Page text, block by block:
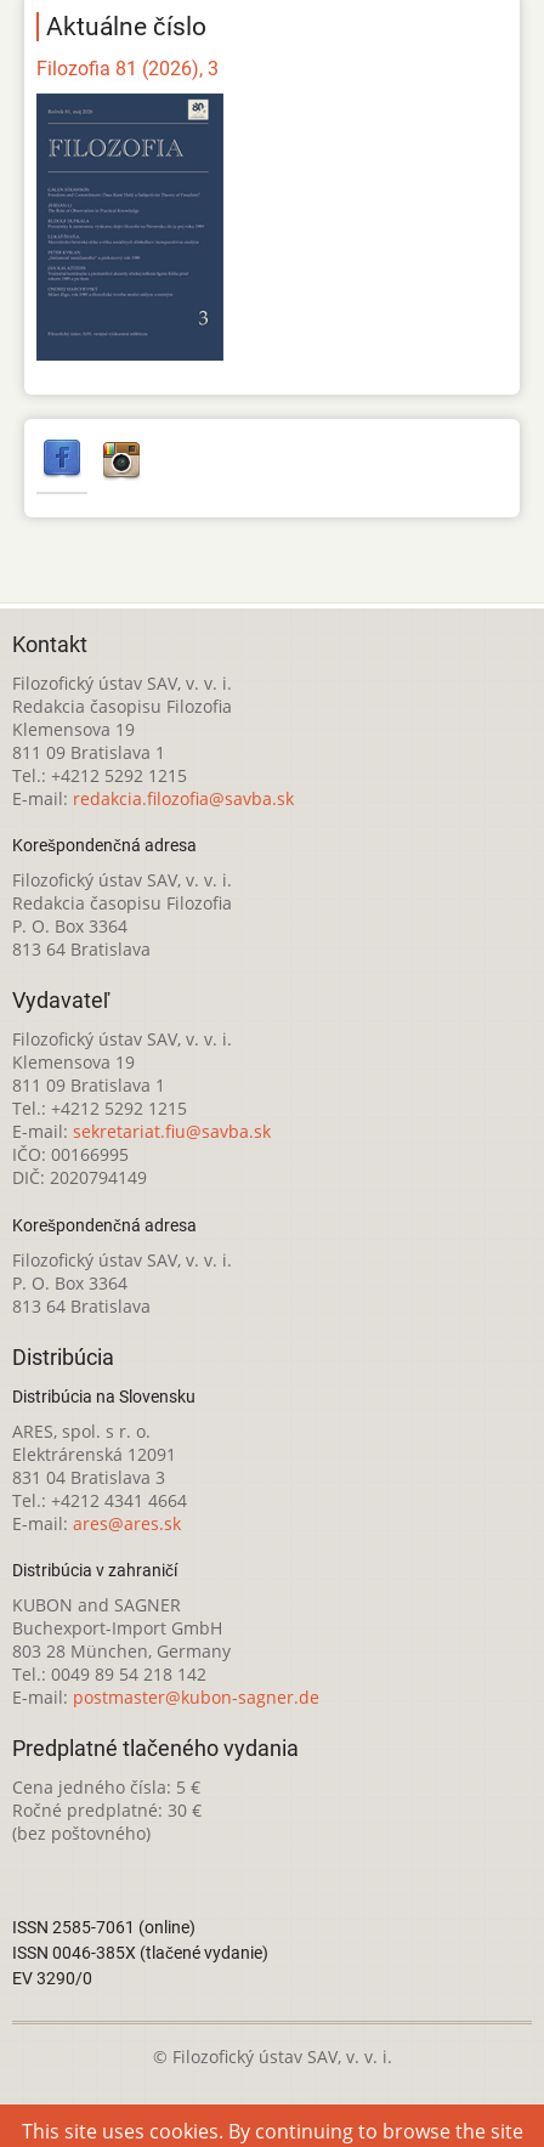
Aktuálne číslo
Filozofia 81 (2026), 3
Kontakt
Filozofický ústav SAV, v. v. i.
Redakcia časopisu Filozofia
Klemensova 19
811 09 Bratislava 1
Tel.: +4212 5292 1215
E-mail: redakcia.filozofia@savba.sk
Korešpondenčná adresa
Filozofický ústav SAV, v. v. i.
Redakcia časopisu Filozofia
P. O. Box 3364
813 64 Bratislava
Vydavateľ
Filozofický ústav SAV, v. v. i.
Klemensova 19
811 09 Bratislava 1
Tel.: +4212 5292 1215
E-mail: sekretariat.fiu@savba.sk
IČO: 00166995
DIČ: 2020794149
Korešpondenčná adresa
Filozofický ústav SAV, v. v. i.
P. O. Box 3364
813 64 Bratislava
Distribúcia
Distribúcia na Slovensku
ARES, spol. s r. o.
Elektrárenská 12091
831 04 Bratislava 3
Tel.: +4212 4341 4664
E-mail: ares@ares.sk
Distribúcia v zahraničí
KUBON and SAGNER
Buchexport-Import GmbH
803 28 München, Germany
Tel.: 0049 89 54 218 142
E-mail: postmaster@kubon-sagner.de
Predplatné tlačeného vydania
Cena jedného čísla: 5 €
Ročné predplatné: 30 €
(bez poštovného)
ISSN 2585-7061 (online)
ISSN 0046-385X (tlačené vydanie)
EV 3290/0
© Filozofický ústav SAV, v. v. i.
Táto webová stránka je licencovaná podCreative Commons
This site uses cookies. By continuing to browse the site